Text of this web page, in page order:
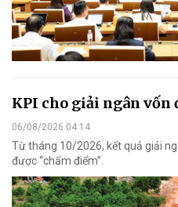
KPI cho giải ngân vốn
06/08/2026 04:14
Từ tháng 10/2026, kết quả giải
được “chấm điểm”.